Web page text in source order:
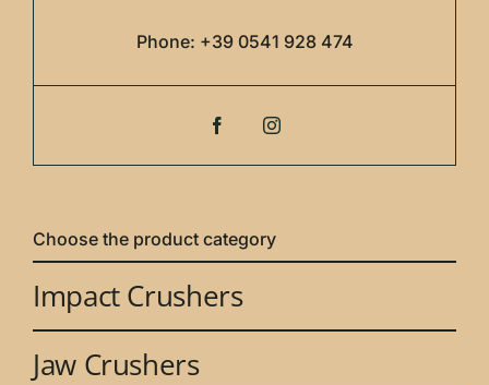
Phone: +39 0541 928 474
Choose the product category
Impact Crushers
Jaw Crushers